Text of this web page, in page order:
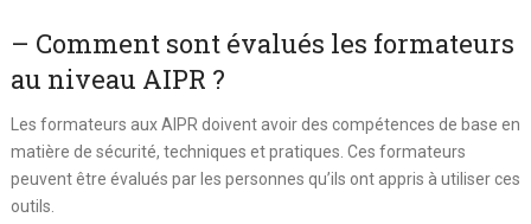
– Comment sont évalués les formateurs
au niveau AIPR ?
Les formateurs aux AIPR doivent avoir des compétences de base en
matière de sécurité, techniques et pratiques. Ces formateurs
peuvent être évalués par les personnes qu’ils ont appris à utiliser ces
outils.